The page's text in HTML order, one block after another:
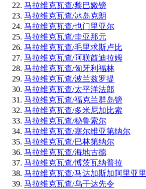
马拉维克瓦查/黎巴嫩镑
马拉维克瓦查/冰岛克朗
马拉维克瓦查/也门里亚尔
马拉维克瓦查/圭亚那元
马拉维克瓦查/毛里求斯卢比
马拉维克瓦查/阿联酋迪拉姆
马拉维克瓦查/匈牙利福林
马拉维克瓦查/波兰兹罗提
马拉维克瓦查/太平洋法郎
马拉维克瓦查/福克兰群岛镑
马拉维克瓦查/多米尼加比索
马拉维克瓦查/秘鲁索尔
马拉维克瓦查/塞尔维亚第纳尔
马拉维克瓦查/巴林第纳尔
马拉维克瓦查/海地古德
马拉维克瓦查/博茨瓦纳普拉
马拉维克瓦查/马达加斯加阿里亚里
马拉维克瓦查/乌干达先令